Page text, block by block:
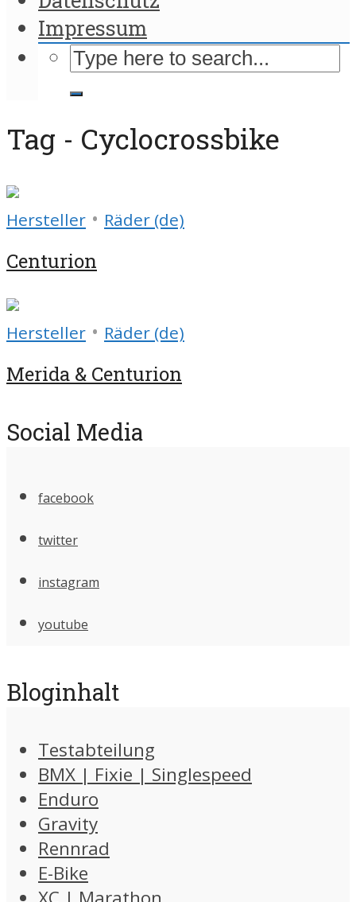
Impressum
Tag - Cyclocrossbike
Hersteller • Räder (de)
Centurion
Hersteller • Räder (de)
Merida & Centurion
Social Media
facebook
twitter
instagram
youtube
Bloginhalt
Testabteilung
BMX | Fixie | Singlespeed
Enduro
Gravity
Rennrad
E-Bike